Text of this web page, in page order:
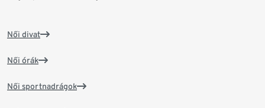
Női divat
Női órák
Női sportnadrágok